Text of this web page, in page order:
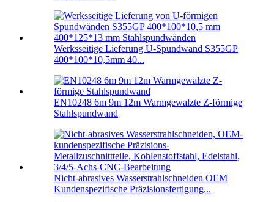
Werksseitige Lieferung U-Spundwand S355GP
400*100*10,5mm 40...
EN10248 6m 9m 12m Warmgewalzte Z-förmige
Stahlspundwand
Nicht-abrasives Wasserstrahlschneiden OEM
Kundenspezifische Präzisionsfertigung...